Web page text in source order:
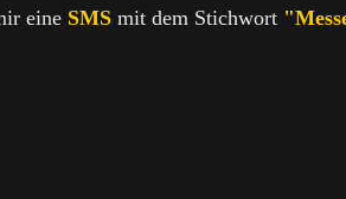
eine SMS mit dem Stichwort